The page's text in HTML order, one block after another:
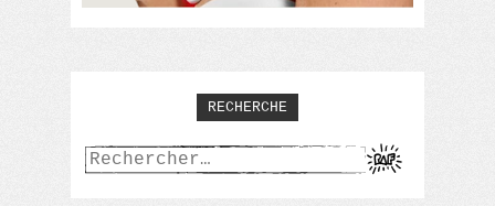
RECHERCHE
Rechercher :